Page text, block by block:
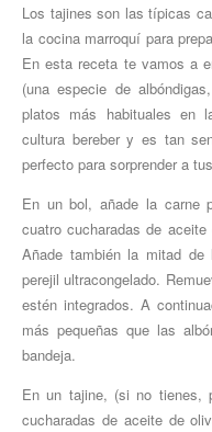
Los tajines son las típicas
la cocina marroquí para
En esta receta tevamos a
(una especie de
platos más habituales en
cultura bereber y es tan
perfecto para sorprender a
En un bol, añade la carne
cuatro cucharadas de aceite
Añade también la mitad de
perejil ultracongelado.
estén integrados. A
más pequeñas que las
bandeja.
En un tajine, (si no tienes,
cucharadas de aceite de